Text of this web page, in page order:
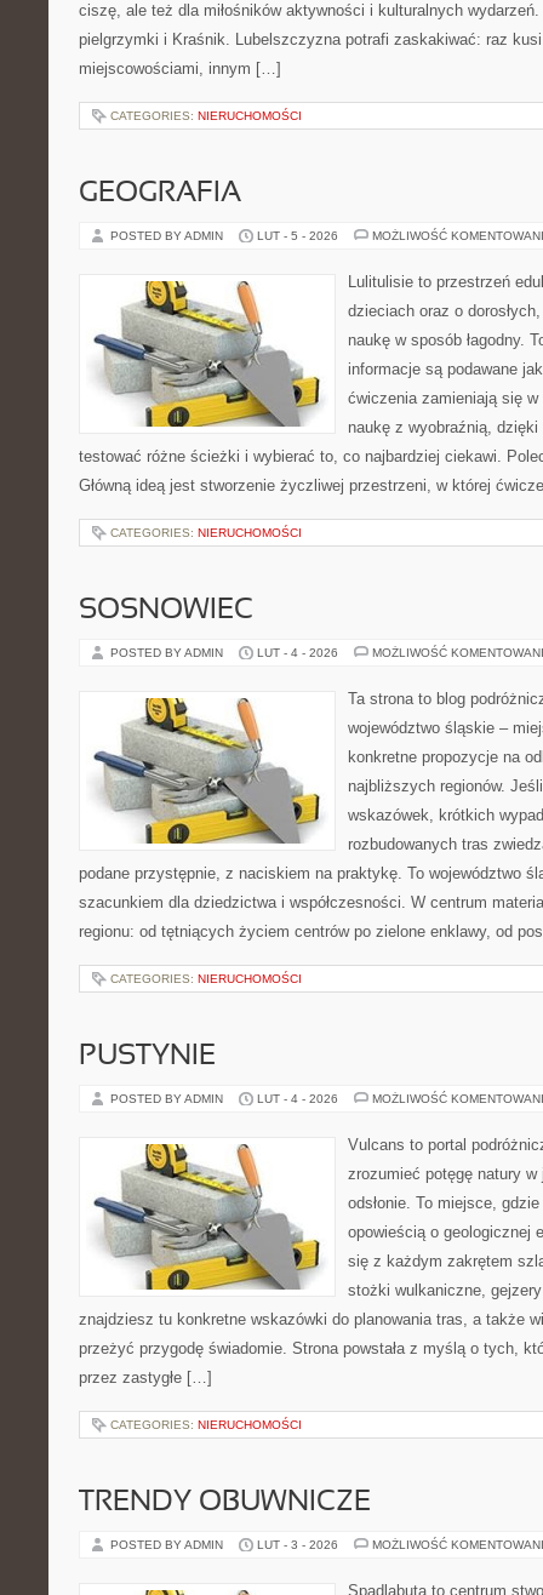
ciszę, ale też dla miłośników aktywności i kulturalnych
pielgrzymki i Kraśnik. Lubelszczyzna potrafi zaskakiwać: raz
miejscowościami, innym […]
CATEGORIES: NIERUCHOMOŚCI
GEOGRAFIA
POSTED BY ADMIN LUT - 5 - 2026 MOŻLIWOŚĆ
Lulitulisie to przestrzeń
dzieciach oraz o
naukę w sposób łagodny.
informacje są podawane
ćwiczenia zamieniają się
naukę z wyobraźnią,
testować różne ścieżki i wybierać to, co najbardziej ciekawi.
Główną ideą jest stworzenie życzliwej przestrzeni, w której
CATEGORIES: NIERUCHOMOŚCI
SOSNOWIEC
POSTED BY ADMIN LUT - 4 - 2026 MOŻLIWOŚĆ
Ta strona to blog
województwo śląskie –
konkretne propozycje na
najbliższych regionów.
wskazówek, krótkich
rozbudowanych tras
podane przystępnie, z naciskiem na praktykę. To województwo
szacunkiem dla dziedzictwa i współczesności. W centrum
regionu: od tętniących życiem centrów po zielone enklawy, od
CATEGORIES: NIERUCHOMOŚCI
PUSTYNIE
POSTED BY ADMIN LUT - 4 - 2026 MOŻLIWOŚĆ
Vulcans to portal
zrozumieć potęgę natury w
odsłonie. To miejsce,
opowieścią o geologicznej
się z każdym zakrętem
stożki wulkaniczne,
znajdziesz tu konkretne wskazówki do planowania tras, a także
przeżyć przygodę świadomie. Strona powstała z myślą o tych,
przez zastygłe […]
CATEGORIES: NIERUCHOMOŚCI
TRENDY OBUWNICZE
POSTED BY ADMIN LUT - 3 - 2026 MOŻLIWOŚĆ
Spadlabuta to centrum